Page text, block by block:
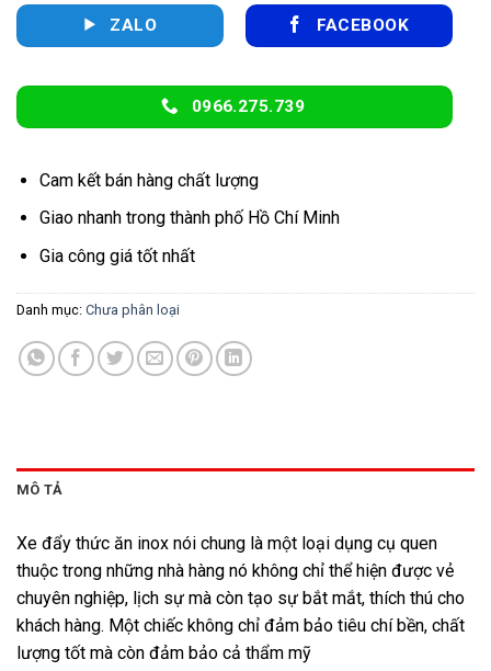
ZALO FACEBOOK
0966.275.739
Cam kết bán hàng chất lượng
Giao nhanh trong thành phố Hồ Chí Minh
Gia công giá tốt nhất
Danh mục: Chưa phân loại
MÔ TẢ
Xe đẩy thức ăn inox nói chung là một loại dụng cụ quen
thuộc trong những nhà hàng nó không chỉ thể hiện được vẻ
chuyên nghiệp, lịch sự mà còn tạo sự bắt mắt, thích thú cho
khách hàng. Một chiếc không chỉ đảm bảo tiêu chí bền, chất
lượng tốt mà còn đảm bảo cả thẩm mỹ